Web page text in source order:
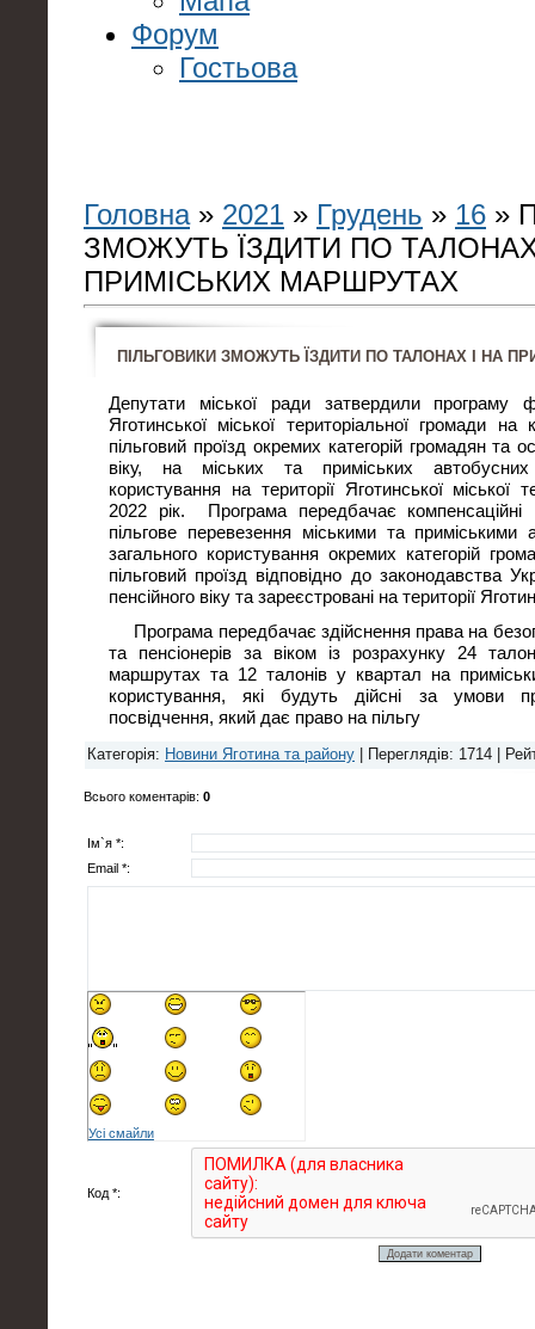
Форум
Гостьова
Головна» 2021 » Грудень » 16 »
ЗМОЖУТЬ ЇЗДИТИ ПО ТАЛОНАХ
ПРИМІСЬКИХ МАРШРУТАХ
ПІЛЬГОВИКИ ЗМОЖУТЬ ЇЗДИТИ ПО ТАЛОНАХ І НА
Депутати міської ради затвердили програму
Яготинської міської територіальної громади на
пільговий проїзд окремих категорій громадян та
віку, на міських та приміських
користування на території Яготинської міської
2022 рік. Програма передбачає компенсаційні
пільгове перевезення міськими та
загального користування окремих категорій
пільговий проїзд відповідно до законодавства
пенсійного віку та зареєстровані на території
Програма передбачає здійснення права на
та пенсіонерів за віком із розрахунку 24
маршрутах та 12 талонів у квартал на
користування, які будуть дійсні за умови
посвідчення, який дає право на пільгу
Категорія: Новини Яготина та району Переглядів: 1714 |
Всього коментарів: 0
Ім`я *:
Email *:
Усі смайли
Код *: